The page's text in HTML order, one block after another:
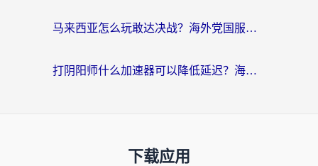
马来西亚怎么玩敢达决战？海外党国服游戏加速避坑指南（附实测推荐）
打阴阳师什么加速器可以降低延迟？海外玩家的真实困境与破局
下载应用